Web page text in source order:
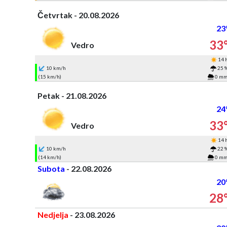
Četvrtak - 20.08.2026
Vedro
14 h
10 km/h
25
(15 km/h)
0 mm
Petak - 21.08.2026
Vedro
14 h
10 km/h
22
(14 km/h)
0 mm
Subota - 22.08.2026
Nedjelja - 23.08.2026